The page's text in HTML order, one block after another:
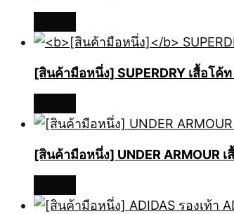
[สินค้ามือหนึ่ง] SUPERDRY เสื้อโ
[สินค้ามือหนึ่ง] UNDER ARMOUR